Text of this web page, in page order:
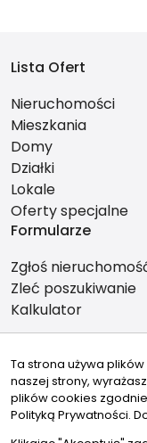
Lista Ofert
Nieruchomości
Mieszkania
Domy
Działki
Lokale
Oferty specjalne
Formularze
Zgłoś
Zleć poszukiwanie
Kalkulator
Ta strona używa
naszej strony,
plików cookies
Polityką Prywatności.